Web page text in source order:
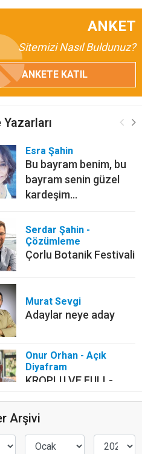
ANKET
Sitemizi Nasıl Buldunuz?
ANKETE KATIL
Yazarları
Esra Şahin
Bu bayram benim, bu
bayram senin güzel
kardeşim…
Serdar Şahin -
Çözümleme
Çorlu Botanik Festivali
Murat Sevgi
Adaylar neye aday
Onur Orhan - Açık
Diyafram
KROPLU VE FULL-
FRAME
Levent Silistre
Kafalar Karışık
Arşivi